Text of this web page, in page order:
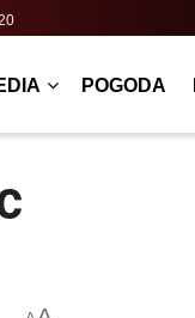
20
POGODA